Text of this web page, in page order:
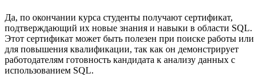
Да, по окончании курса студенты получают сертификат,
подтверждающий их новые знания и навыки в области SQL.
Этот сертификат может быть полезен при поиске работы или
для повышения квалификации, так как он демонстрирует
работодателям готовность кандидата к анализу данных с
использованием SQL.